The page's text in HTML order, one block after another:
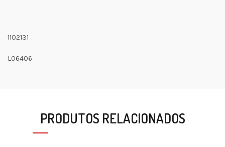
1102131
L06406
PRODUTOS RELACIONADOS